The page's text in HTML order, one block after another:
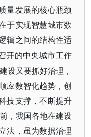
量发展的核心瓶颈
于实现智慧城市数
辑之间的结构性适
开的中央城市工作
设又要抓好治理，
应数智化趋势，创
技支撑，不断提升
，我国各地在建设
法，虽为数据治理